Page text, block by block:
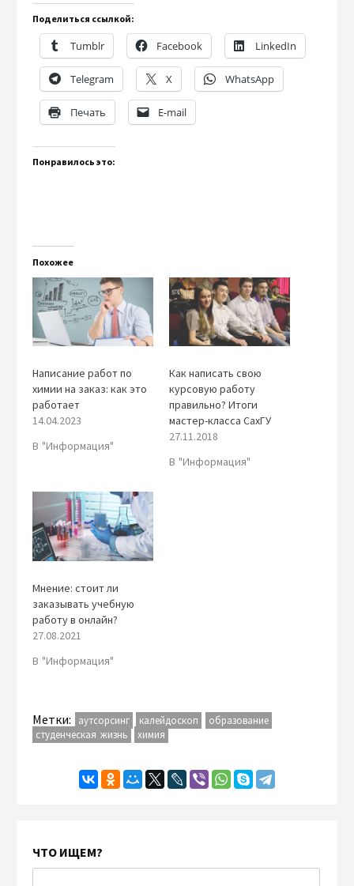
Поделиться ссылкой:
Tumblr Facebook LinkedIn
Telegram X WhatsApp
Печать E-mail
Понравилось это:
Похожее
Написание работ по
химии на заказ: как это
работает
14.04.2023
В "Информация"
Как написать свою
курсовую работу
правильно? Итоги
мастер-класса СахГУ
27.11.2018
В "Информация"
Мнение: стоит ли
заказывать учебную
работу в онлайн?
27.08.2021
В "Информация"
Метки: аутсорсинг калейдоскоп
образование
студенческая жизнь
химия
ЧТО ИЩЕМ?